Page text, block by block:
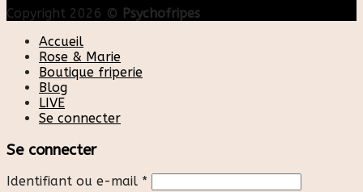
Copyright 2026 © Psychofripes
Accueil
Rose & Marie
Boutique friperie
Blog
LIVE
Se connecter
Se connecter
Identifiant ou e-mail *